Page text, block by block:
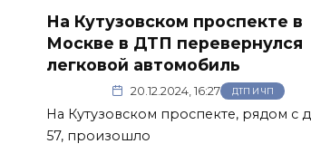
На Кутузовском проспекте в
Москве в ДТП перевернулся
легковой автомобиль
20.12.2024, 16:27 ДТП И ЧП
На Кутузовском проспекте, рядом с
57, произошло